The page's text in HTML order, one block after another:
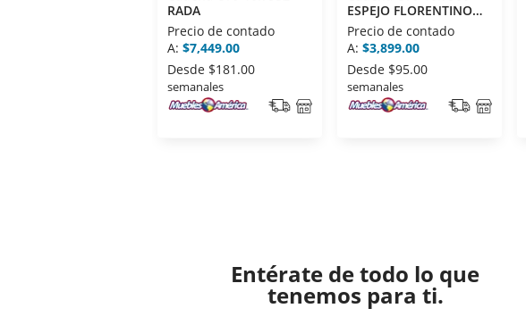
RADA
Precio de contado
A: $7,449.00
Desde $181.00
semanales
ESPEJO FLORENTINO
45CM
Precio de contado
A: $3,899.00
Desde $95.00
semanales
Entérate de todo lo que
tenemos para ti.